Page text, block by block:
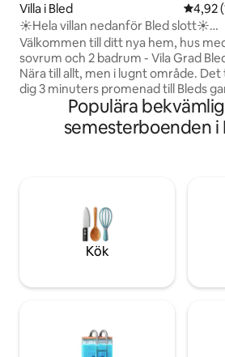
Villa i Bled 4,92
4,92
☀Hela villan nedanför Bled slott☀
freeBikes & bastu
Välkommen till ditt nya hem, hus
sovrum och 2 badrum - Vila Grad
Nära till allt, men i lugnt område. Det
dig 3 minuters promenad till Bleds
stadskärna, 6 minuters promenad till
Bledsjön och några minuters
till Bleds slott. Det finns några cyklar
parkeringsplatser. Korsa bara vägen
det finns en stor lekplats för barn, du
titta på dem från huset :)
Populära
semesterboenden i
Kök